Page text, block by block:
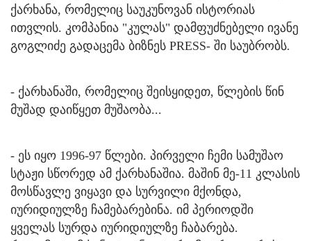
ქარხანა, რომელიც საუკუნოვან ისტორიას
ითვლის. კომპანია "კულას" დამფუძნებელი ივანე
გოგლიძე გადაცემა ბიზნეს PRESS- ში საუბრობს.
- ქარხანაში, რომელიც შეისყიდეთ, წლების წინ
მუშად დაიწყეთ მუშაობა...
- ეს იყო 1996-97 წლები. პირველი ჩემი სამუშაო
სტაჟი სწორედ ამ ქარხანაშია. მაშინ მე-11 კლასის
მოსწავლე ვიყავი და სურვილი მქონდა,
იურიდიულზე ჩამებარებინა. იმ პერიოდში
ყველას სურდა იურიდიულზე ჩაბარება.